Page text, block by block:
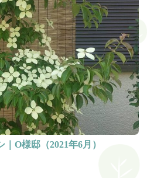
O様邸（2021年6月）